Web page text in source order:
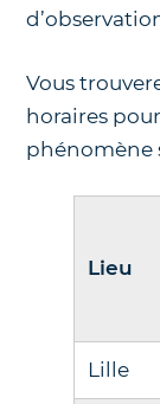
Vous
horaires
phénomène
Lieu
Lille